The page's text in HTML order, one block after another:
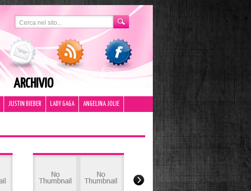
ARCHIVIO
JUSTIN BIEBER LADY GAGA ANGELINA JOLIE